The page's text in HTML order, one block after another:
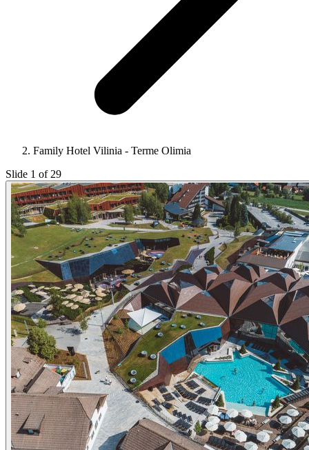
Family Hotel Vilinia - Terme Olimia
Slide 1 of 29